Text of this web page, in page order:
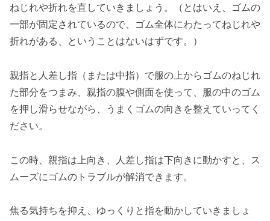
ねじれや折れを直していきましょう。（とはいえ、ゴムの
一部が固定されているので、ゴム全体にわたってねじれや
折れがある、ということはないはずです。）
親指と人差し指（または中指）で服の上からゴムのねじれ
た部分をつまみ、親指の腹や側面を使って、服の中のゴム
を押し滑らせながら、うまくゴムの向きを整えていってく
ださい。
この時、親指は上向き、人差し指は下向きに動かすと、ス
ムーズにゴムのトラブルが解消できます。
焦る気持ちを抑え、ゆっくりと指を動かしていきましょ